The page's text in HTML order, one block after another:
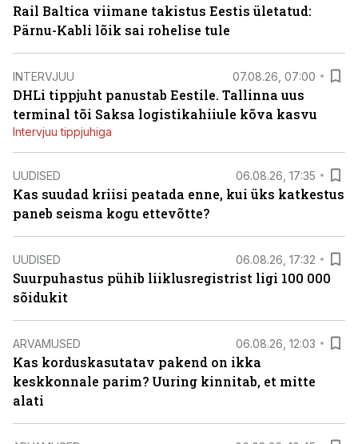
Rail Baltica viimane takistus Eestis ületatud:
Pärnu-Kabli lõik sai rohelise tule
INTERVJUU 07.08.26, 07:00
DHLi tippjuht panustab Eestile. Tallinna uus
terminal tõi Saksa logistikahiiule kõva kasvu
Intervjuu tippjuhiga
UUDISED 06.08.26, 17:35
Kas suudad kriisi peatada enne, kui üks katkestus
paneb seisma kogu ettevõtte?
UUDISED 06.08.26, 17:32
Suurpuhastus pühib liiklusregistrist ligi 100 000
sõidukit
ARVAMUSED 06.08.26, 12:03
Kas korduskasutatav pakend on ikka
keskkonnale parim? Uuring kinnitab, et mitte
alati